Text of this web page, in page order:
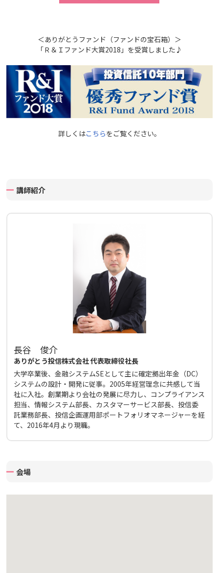
＜ありがとうファンド（ファンドの宝石箱）＞
「Ｒ＆Ｉファンド大賞2018」を受賞しました♪
詳しくはこちらをご覧ください。
講師紹介
長谷 俊介
ありがとう投信株式会社 代表取締役社長
大学卒業後、金融システムSEとして主に確定拠出年金（DC）
システムの設計・開発に従事。2005年経営理念に共感して当
社に入社。創業期より会社の発展に尽力し、コンプライアンス
担当、情報システム部長、カスタマーサービス部長、投信委
託業務部長、投信企画運用部ポートフォリオマネージャーを経
て、2016年4月より現職。
会場